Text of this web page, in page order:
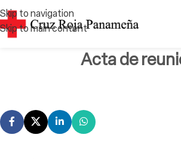
Skip to navigation
Skip to main content
Acta de